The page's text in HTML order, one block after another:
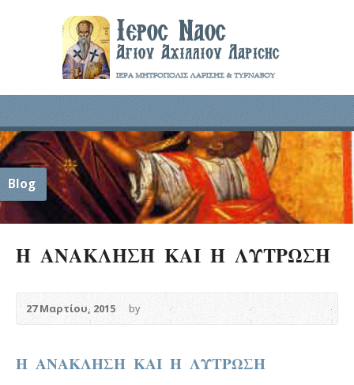
Blog
Η ΑΝΑΚΛΗΣΗ ΚΑΙ Η ΛΥΤΡΩΣΗ
27 Μαρτίου, 2015 by
Η ΑΝΑΚΛΗΣΗ ΚΑΙ Η ΛΥΤΡΩΣΗ